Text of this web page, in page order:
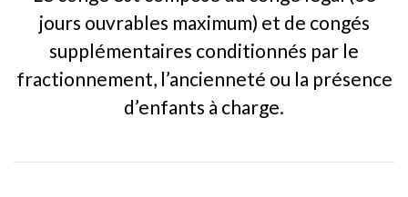
jours ouvrables maximum) et de congés
supplémentaires conditionnés par le
fractionnement, l’ancienneté ou la présence
d’enfants à charge.